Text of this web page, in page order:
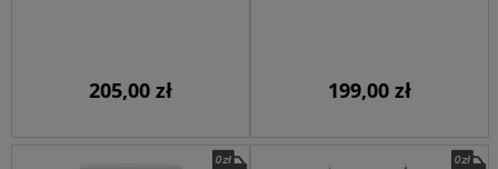
205,00 zł 199,00 zł